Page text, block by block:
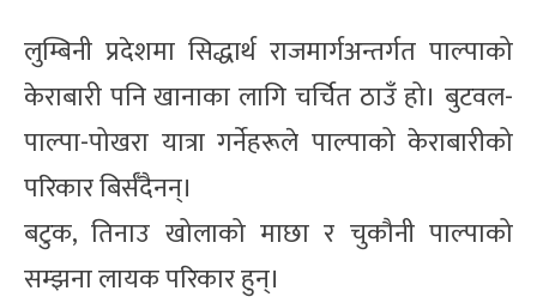
लुम्बिनी प्रदेशमा सिद्धार्थ राजमार्गअन्तर्गत पाल्पाको
केराबारी पनि खानाका लागि चर्चित ठाउँ हो। बुटवल-
पाल्पा-पोखरा यात्रा गर्नेहरूले पाल्पाको केराबारीको
परिकार बिर्सँदैनन्।
बटुक, तिनाउ खोलाको माछा र चुकौनी पाल्पाको
सम्झना लायक परिकार हुन्।